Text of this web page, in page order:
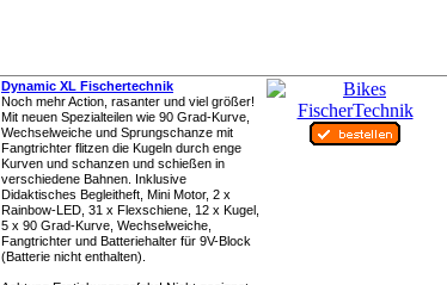
Dynamic XL Fischertechnik
Noch mehr Action, rasanter und viel größer!
Mit neuen Spezialteilen wie 90 Grad-Kurve,
Wechselweiche und Sprungschanze mit
Fangtrichter flitzen die Kugeln durch enge
Kurven und schanzen und schießen in
verschiedene Bahnen. Inklusive
Didaktisches Begleitheft, Mini Motor, 2 x
Rainbow-LED, 31 x Flexschiene, 12 x Kugel,
5 x 90 Grad-Kurve, Wechselweiche,
Fangtrichter und Batteriehalter für 9V-Block
(Batterie nicht enthalten).